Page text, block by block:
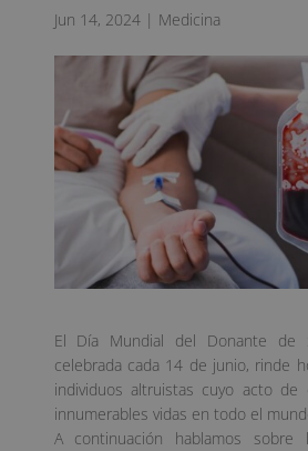
Jun 14, 2024| Medicina
El Día Mundial del Donante de
celebrada cada 14 de junio, rinde
individuos altruistas cuyo acto de
innumerables vidas en todo el
A continuación hablamos sobre